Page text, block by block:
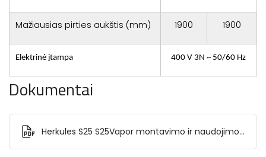
Mažiausias pirties aukštis (mm) 1900 1900
Elektrinė įtampa 400 V 3N ~ 50/60 Hz
Dokumentai
Herkules S25 S25Vapor montavimo ir naudojimo
instrukcija.pdf